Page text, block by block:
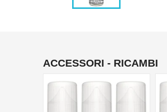
ACCESSORI - RICAMBI